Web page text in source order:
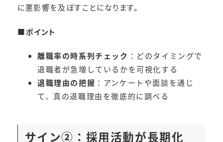
に悪影響を及ぼすことになります。
■ポイント
離職率の時系列チェック ：どのタイミングで
退職者が急増しているかを可視化する
退職理由の把握 ：アンケートや面談を通じ
て、真の退職理由を徹底的に調べる
サイン②：採用活動が長期化